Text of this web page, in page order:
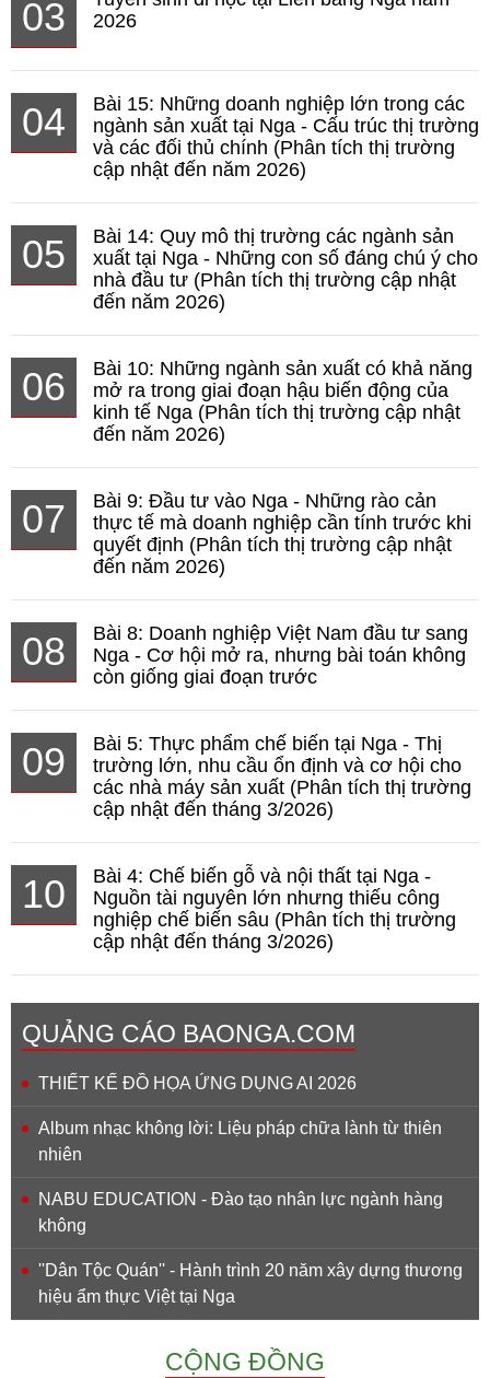
03
2026
04
Bài 15: Những doanh nghiệp lớn trong các
ngành sản xuất tại Nga - Cấu trúc thị trường
và các đối thủ chính (Phân tích thị trường
cập nhật đến năm 2026)
05
Bài 14: Quy mô thị trường các ngành sản
xuất tại Nga - Những con số đáng chú ý cho
nhà đầu tư (Phân tích thị trường cập nhật
đến năm 2026)
06
Bài 10: Những ngành sản xuất có khả năng
mở ra trong giai đoạn hậu biến động của
kinh tế Nga (Phân tích thị trường cập nhật
đến năm 2026)
07
Bài 9: Đầu tư vào Nga - Những rào cản
thực tế mà doanh nghiệp cần tính trước khi
quyết định (Phân tích thị trường cập nhật
đến năm 2026)
08
Bài 8: Doanh nghiệp Việt Nam đầu tư sang
Nga - Cơ hội mở ra, nhưng bài toán không
còn giống giai đoạn trước
09
Bài 5: Thực phẩm chế biến tại Nga - Thị
trường lớn, nhu cầu ổn định và cơ hội cho
các nhà máy sản xuất (Phân tích thị trường
cập nhật đến tháng 3/2026)
10
Bài 4: Chế biến gỗ và nội thất tại Nga -
Nguồn tài nguyên lớn nhưng thiếu công
nghiệp chế biến sâu (Phân tích thị trường
cập nhật đến tháng 3/2026)
QUẢNG CÁO BAONGA.COM
THIẾT KẾ ĐỒ HỌA ỨNG DỤNG AI 2026
Album nhạc không lời: Liệu pháp chữa lành từ thiên
nhiên
NABU EDUCATION - Đào tạo nhân lực ngành hàng
không
''Dân Tộc Quán'' - Hành trình 20 năm xây dựng thương
hiệu ẩm thực Việt tại Nga
CỘNG ĐỒNG